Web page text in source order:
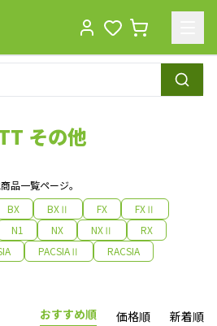
その他
品一覧ページ。
BX BXⅡ FX
FXⅡ
N1 NX NXⅡ
RX
PACSIAⅡ
RACSIA
おすすめ順 価格順 新着順